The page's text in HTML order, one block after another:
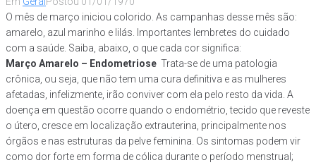
O mês de março iniciou colorido. As campanhas desse mês são:
amarelo, azul marinho e lilás. Importantes lembretes do cuidado
com a saúde. Saiba, abaixo, o que cada cor significa:
Março Amarelo – Endometriose Trata-se de uma patologia
crônica, ou seja, que não tem uma cura definitiva e as mulheres
afetadas, infelizmente, irão conviver com ela pelo resto da vida. A
doença em questão ocorre quando o endométrio, tecido que reveste
o útero, cresce em localização extrauterina, principalmente nos
órgãos e nas estruturas da pelve feminina. Os sintomas podem vir
como dor forte em forma de cólica durante o período menstrual;